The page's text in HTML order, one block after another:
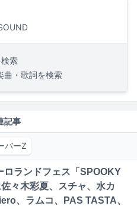
索
曲・歌詞を検索
記事
バーZ
ロランドフェス「SPOOKY
々木彩夏、スチャ、水カ
、ラムコ、PAS TASTA、